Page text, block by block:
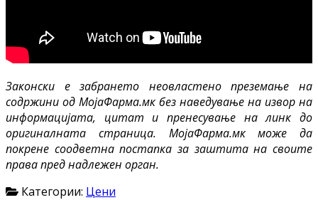
Законски е забрането неовластено преземање на
содржини од МојаФарма.мк без наведување на извор на
информацијата, цитат и пренесување на линк до
оригиналната страница. МојаФарма.мк може да
покрене соодветна постапка за заштита на своите
права пред надлежен орган.
Категории: Цени